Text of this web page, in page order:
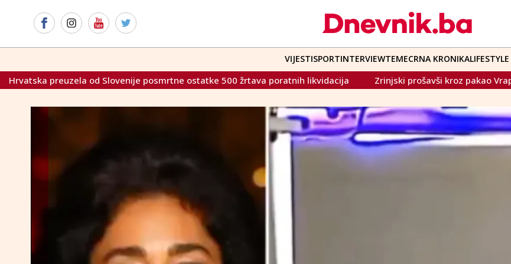
VIJESTISPORTINTERVIEWTEMECRNA KRONIKALIFESTYLE
posmrtne ostatke 500 žrtava poratnih likvidacija Zrinjski prošavši kroz pakao Vrapčića došao do Kupa BiH